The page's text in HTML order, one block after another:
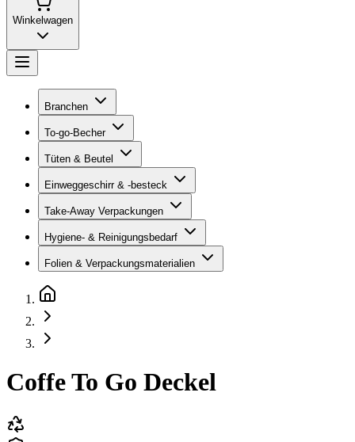
Winkelwagen
Branchen
To-go-Becher
Tüten & Beutel
Einweggeschirr & -besteck
Take-Away Verpackungen
Hygiene- & Reinigungsbedarf
Folien & Verpackungsmaterialien
Coffe To Go Deckel